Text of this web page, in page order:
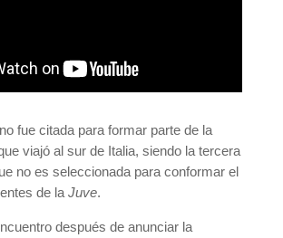
fue citada para formar parte de la
viajó al sur de Italia, siendo la tercera
no es seleccionada para conformar el
de la Juve.
después de anunciar la